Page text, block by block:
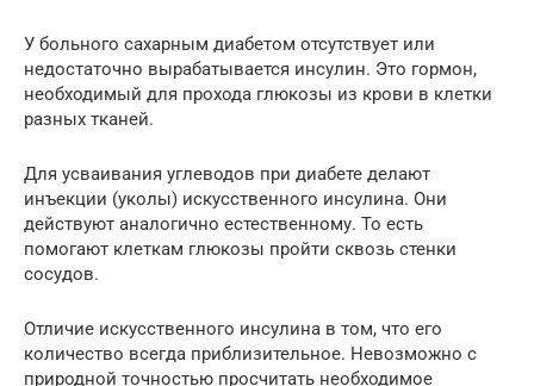
У больного сахарным диабетом отсутствует или
недостаточно вырабатывается инсулин. Это гормон,
необходимый для прохода глюкозы из крови в клетки
разных тканей.
Для усваивания углеводов при диабете делают
инъекции (уколы) искусственного инсулина. Они
действуют аналогично естественному. То есть
помогают клеткам глюкозы пройти сквозь стенки
сосудов.
Отличие искусственного инсулина в том, что его
количество всегда приблизительное. Невозможно с
природной точностью просчитать необходимое